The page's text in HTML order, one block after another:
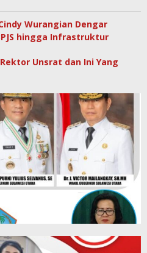
Wurangian Dengar
hingga Infrastruktur
Unsrat dan Ini Yang